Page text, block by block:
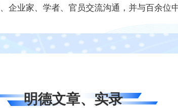
业家、学者、官员交流沟通，并与百余位
明德文章、实录